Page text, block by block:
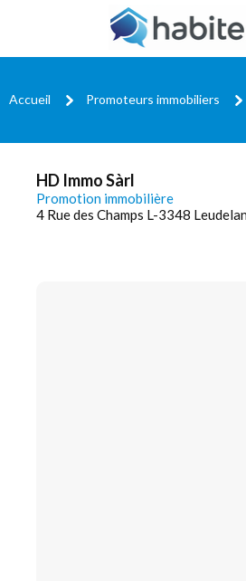
Accueil Promoteurs immobiliers
HD Immo Sàrl
Promotion immobilière
4 Rue des Champs L-3348